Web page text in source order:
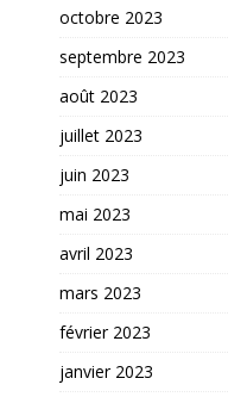
octobre 2023
septembre 2023
août 2023
juillet 2023
juin 2023
mai 2023
avril 2023
mars 2023
février 2023
janvier 2023